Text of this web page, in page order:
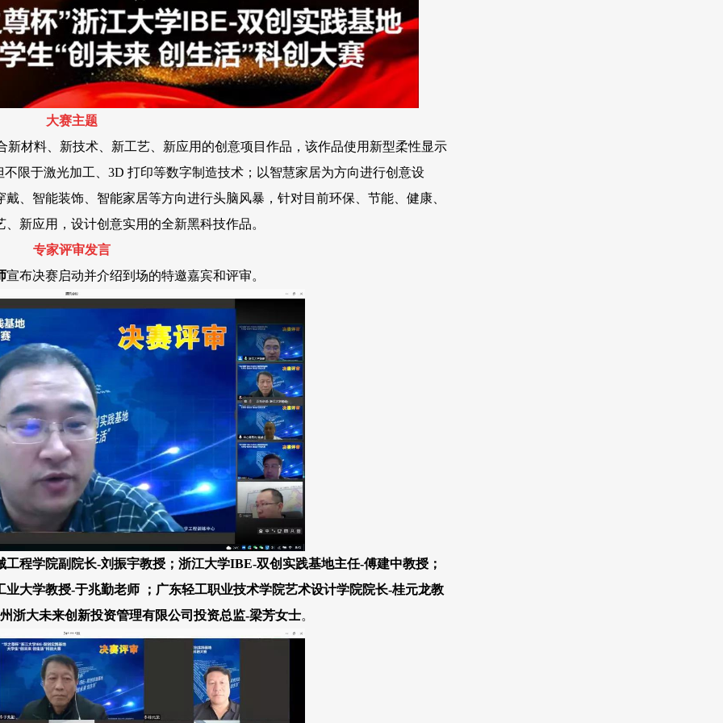
大赛主题
料、新技术、新工艺、新应用的创意项目作品，该作品使用新型柔性显示
限于激光加工、3D 打印等数字制造技术；以智慧家居为方向进行创意设
、智能装饰、智能家居等方向进行头脑风暴，针对目前环保、节能、健康、
新应用，设计创意实用的全新黑科技作品。
专家评审发言
宣布决赛启动并介绍到场的特邀嘉宾和评审。
工程学院副院长-刘振宇教授； 浙江大学IBE-双创实践基地主任-傅建中教授；
业大学教授-于兆勤老师 ； 广东轻工职业技术学院艺术设计学院院长-桂元龙教
浙大未来创新投资管理有限公司投资总监-梁芳女士。